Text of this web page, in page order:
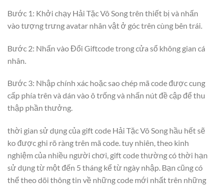
Bước 1: Khởi chạy Hải Tặc Vô Song trên thiết bị và nhấn
vào tượng trưng avatar nhân vật ở góc trên cùng bên trái.
Bước 2: Nhấn vào Đổi Giftcode trong cửa sổ không gian cá
nhân.
Bước 3: Nhập chính xác hoặc sao chép mã code được cung
cấp phía trên và dán vào ô trống và nhấn nút đề cập để thu
thập phần thưởng.
thời gian sử dụng của gift code Hải Tặc Vô Song hầu hết sẽ
ko được ghi rõ ràng trên mã code. tuy nhiên, theo kinh
nghiệm của nhiều người chơi, gift code thường có thời hạn
sử dụng từ một đến 5 tháng kể từ ngày nhập. Bạn cũng có
thể theo dõi thông tin về những code mới nhất trên những